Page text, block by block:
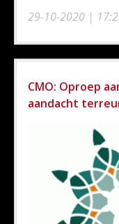
29-10-2020 |
CMO: Oproep
aandacht